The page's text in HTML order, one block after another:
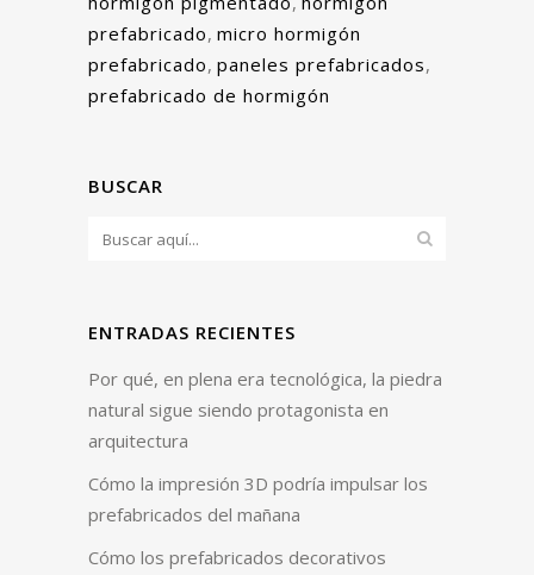
prefabricado, micro hormigón
prefabricado, paneles prefabricados,
prefabricado de hormigón
BUSCAR
ENTRADAS RECIENTES
Por qué, en plena era tecnológica, la piedra
natural sigue siendo protagonista en
arquitectura
Cómo la impresión 3D podría impulsar los
prefabricados del mañana
Cómo los prefabricados decorativos